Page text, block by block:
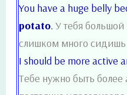
You have a huge belly
potato. У тебя
слишком много сидишь
I should be more active
Тебе нужно быть